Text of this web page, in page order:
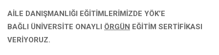
AİLE DANIŞMANLIĞI EĞİTİMLERİMİZDE YÖK’E
BAĞLI ÜNİVERSİTE ONAYLI ÖRGÜN EĞİTİM SERTİFİKASI
VERİYORUZ.